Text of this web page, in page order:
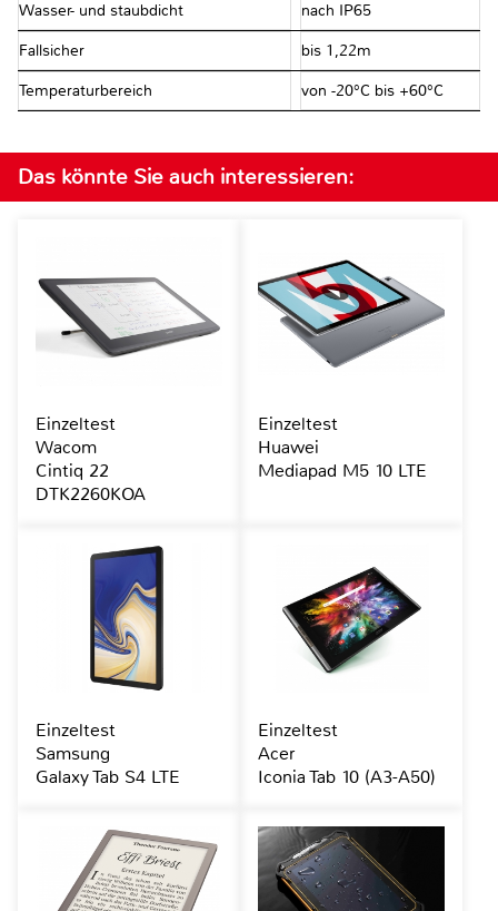
Wasser- und staubdicht nach IP65
Fallsicher bis 1,22m
Temperaturbereich von -20°C bis +60°C
Das könnte Sie auch interessieren:
Einzeltest
Wacom
Cintiq 22
DTK2260KOA
Einzeltest
Huawei
Mediapad M5 10 LTE
Einzeltest
Samsung
Galaxy Tab S4 LTE
Einzeltest
Acer
Iconia Tab 10 (A3-A50)